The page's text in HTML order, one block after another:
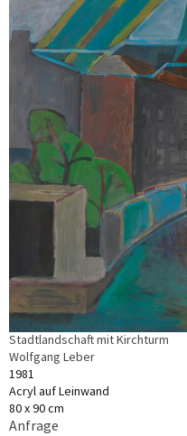
Stadtlandschaft mit Kirchturm
Wolfgang Leber
1981
Acryl auf Leinwand
80 x 90 cm
Anfrage